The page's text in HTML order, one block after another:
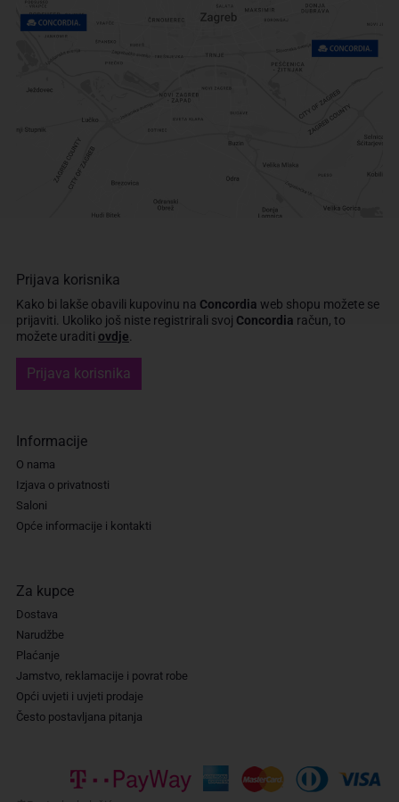
Prijava korisnika
Kako bi lakše obavili kupovinu na Concordia web shopu možete se
prijaviti. Ukoliko još niste registrirali svoj Concordia račun, to
možete uraditi ovdje
Prijava korisnika
Informacije
O nama
Izjava o privatnosti
Saloni
Opće informacije i kontakti
Za kupce
Dostava
Narudžbe
Plaćanje
Jamstvo, reklamacije i povrat robe
Opći uvjeti i uvjeti prodaje
Često postavljana pitanja